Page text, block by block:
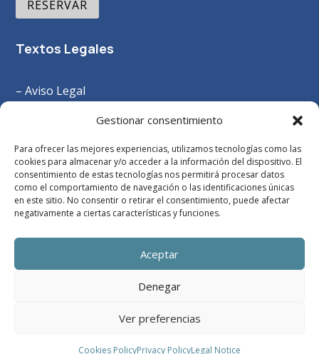
Gestionar consentimiento
Para ofrecer las mejores experiencias, utilizamos tecnologías como las
cookies para almacenar y/o acceder a la información del dispositivo. El
consentimiento de estas tecnologías nos permitirá procesar datos
como el comportamiento de navegación o las identificaciones únicas
en este sitio. No consentir o retirar el consentimiento, puede afectar
negativamente a ciertas características y funciones.
Aceptar
Denegar
Ver preferencias
Cookies PolicyPrivacy PolicyLegal Notice
RESERVAR
Textos Legales
– Aviso Legal
Política Privacidad
– Términos y Condiciones